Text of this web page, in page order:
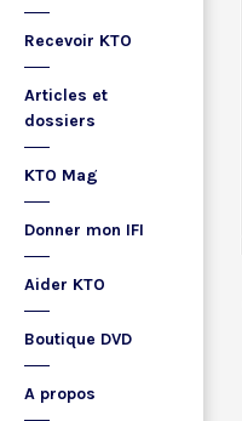
Recevoir KTO
Articles et
dossiers
KTO Mag
Donner mon IFI
Aider KTO
Boutique DVD
A propos